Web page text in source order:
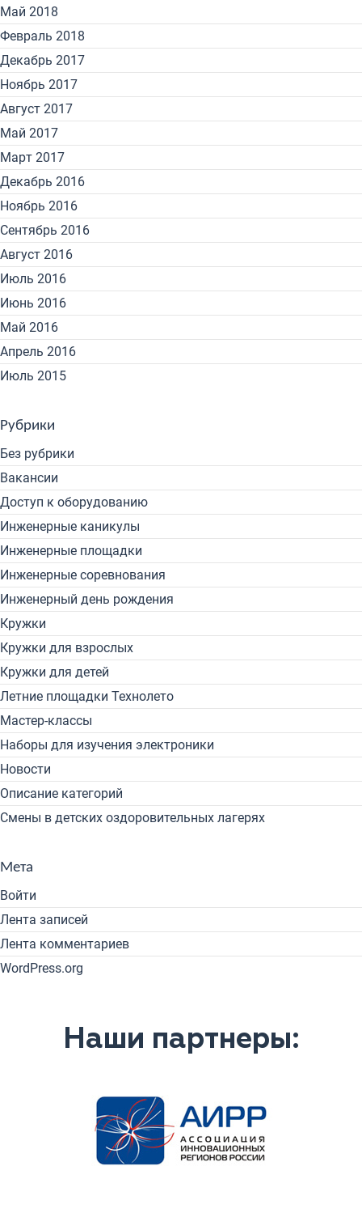
Май 2018
Февраль 2018
Декабрь 2017
Ноябрь 2017
Август 2017
Май 2017
Март 2017
Декабрь 2016
Ноябрь 2016
Сентябрь 2016
Август 2016
Июль 2016
Июнь 2016
Май 2016
Апрель 2016
Июль 2015
Рубрики
Без рубрики
Вакансии
Доступ к оборудованию
Инженерные каникулы
Инженерные площадки
Инженерные соревнования
Инженерный день рождения
Кружки
Кружки для взрослых
Кружки для детей
Летние площадки Технолето
Мастер-классы
Наборы для изучения электроники
Новости
Описание категорий
Смены в детских оздоровительных лагерях
Мета
Войти
Лента записей
Лента комментариев
WordPress.org
Наши партнеры: